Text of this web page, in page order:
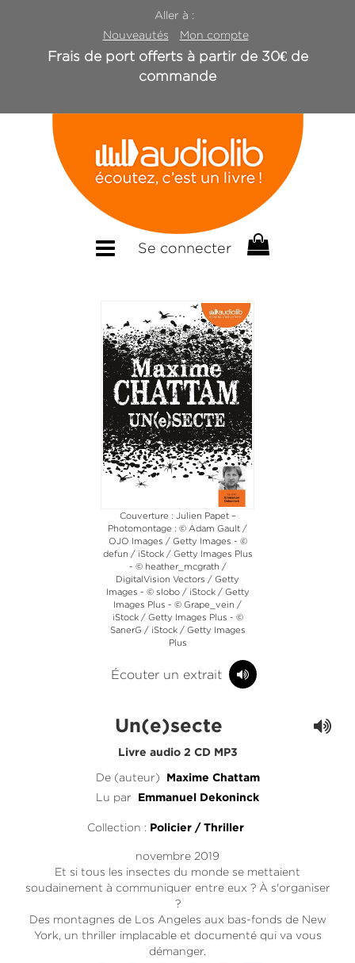
Aller à :
Nouveautés
Mon compte
Frais de port offerts à partir de 30€ de
commande
Se connecter
Couverture : Julien Papet –
Photomontage : © Adam Gault /
OJO Images / Getty Images - ©
defun / iStock / Getty Images Plus
- © heather_mcgrath /
DigitalVision Vectors / Getty
Images - © slobo / iStock / Getty
Images Plus - © Grape_vein /
iStock / Getty Images Plus - ©
SanerG / iStock / Getty Images
Plus
Écouter un extrait
Un(e)secte
Livre audio 2 CD MP3
De (auteur) Maxime Chattam
Lu par Emmanuel Dekoninck
Collection : Policier / Thriller
novembre 2019
Et si tous les insectes du monde se mettaient
soudainement à communiquer entre eux ? À s'organiser
?
Des montagnes de Los Angeles aux bas-fonds de New
York, un thriller implacable et documenté qui va vous
démanger.